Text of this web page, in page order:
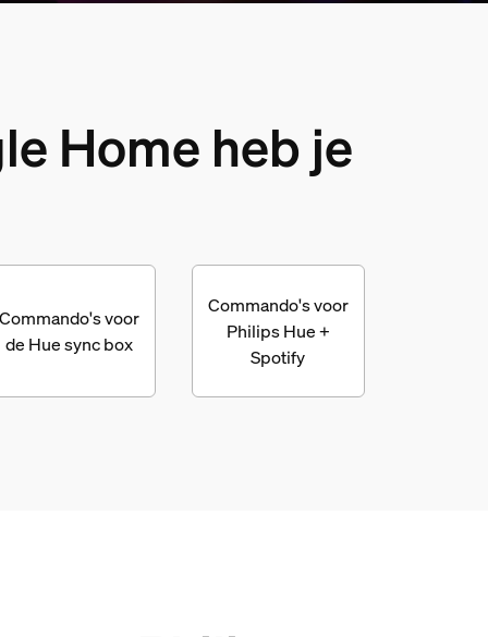
Home heb je
Commando's voor
de Hue sync box
Commando's voor
Philips Hue +
Spotify